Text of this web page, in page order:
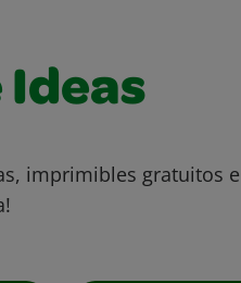
Ideas
imprimibles gratuitos e